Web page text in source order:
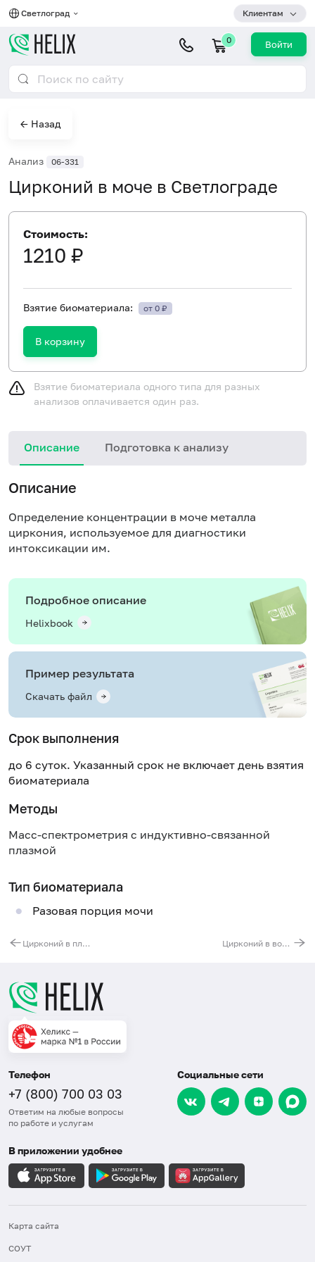
Светлоград Клиентам
0 Войти
← Назад
Анализ 06-331
Цирконий в моче в Светлограде
Стоимость:
1210 ₽
Взятие биоматериала: от 0 ₽
В корзину
Взятие биоматериала одного типа для разных
анализов оплачивается один раз.
Описание Подготовка к анализу
Описание
Определение концентрации в моче металла
циркония, используемое для диагностики
интоксикации им.
Подробное описание
Helixbook
Пример результата
Скачать файл
Срок выполнения
до 6 суток. Указанный срок не включает день взятия
биоматериала
Методы
Масс-спектрометрия с индуктивно-связанной
плазмой
Тип биоматериала
Разовая порция мочи
Цирконий в плазме Цирконий в волосах
Телефон
+7 (800) 700 03 03
Ответим на любые вопросы
по работе и услугам
Социальные сети
В приложении удобнее
Карта сайта
СОУТ